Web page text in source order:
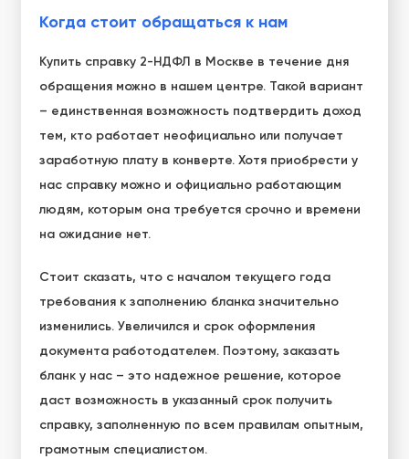
Когда стоит обращаться к нам
Купить справку 2-НДФЛ в Москве в течение дня
обращения можно в нашем центре. Такой вариант
– единственная возможность подтвердить доход
тем, кто работает неофициально или получает
заработную плату в конверте. Хотя приобрести у
нас справку можно и официально работающим
людям, которым она требуется срочно и времени
на ожидание нет.
Стоит сказать, что с началом текущего года
требования к заполнению бланка значительно
изменились. Увеличился и срок оформления
документа работодателем. Поэтому, заказать
бланк у нас – это надежное решение, которое
даст возможность в указанный срок получить
справку, заполненную по всем правилам опытным,
грамотным специалистом.